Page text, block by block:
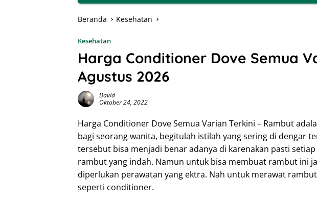
Beranda Kesehatan
Kesehatan
Harga Conditioner Dove Semua
Agustus 2026
David
Oktober 24, 2022
Harga Conditioner Dove Semua Varian Terkini – Rambut
bagi seorang wanita, begitulah istilah yang sering di dengar
tersebut bisa menjadi benar adanya di karenakan pasti
rambut yang indah. Namun untuk bisa membuat rambut ini
diperlukan perawatan yang ektra. Nah untuk merawat
seperti conditioner.